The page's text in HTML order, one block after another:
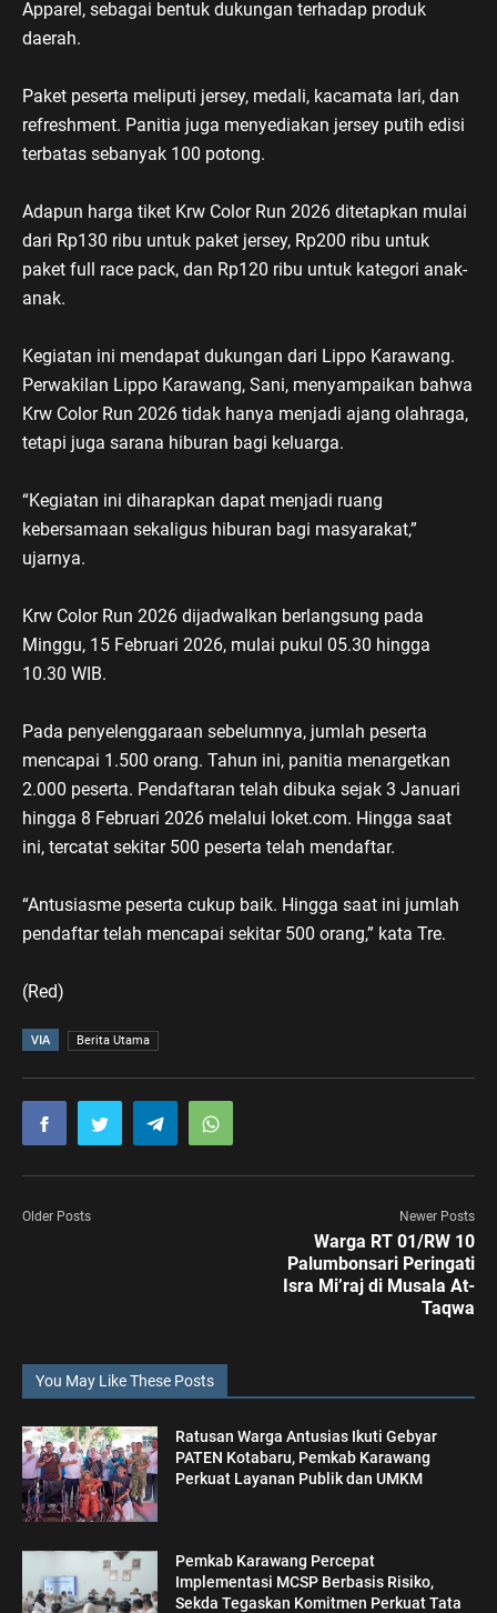
Apparel, sebagai bentuk dukungan terhadap produk
daerah.
Paket peserta meliputi jersey, medali, kacamata lari, dan
refreshment. Panitia juga menyediakan jersey putih edisi
terbatas sebanyak 100 potong.
Adapun harga tiket Krw Color Run 2026 ditetapkan mulai
dari Rp130 ribu untuk paket jersey, Rp200 ribu untuk
paket full race pack, dan Rp120 ribu untuk kategori anak-
anak.
Kegiatan ini mendapat dukungan dari Lippo Karawang.
Perwakilan Lippo Karawang, Sani, menyampaikan bahwa
Krw Color Run 2026 tidak hanya menjadi ajang olahraga,
tetapi juga sarana hiburan bagi keluarga.
“Kegiatan ini diharapkan dapat menjadi ruang
kebersamaan sekaligus hiburan bagi masyarakat,”
ujarnya.
Krw Color Run 2026 dijadwalkan berlangsung pada
Minggu, 15 Februari 2026, mulai pukul 05.30 hingga
10.30 WIB.
Pada penyelenggaraan sebelumnya, jumlah peserta
mencapai 1.500 orang. Tahun ini, panitia menargetkan
2.000 peserta. Pendaftaran telah dibuka sejak 3 Januari
hingga 8 Februari 2026 melalui loket.com. Hingga saat
ini, tercatat sekitar 500 peserta telah mendaftar.
“Antusiasme peserta cukup baik. Hingga saat ini jumlah
pendaftar telah mencapai sekitar 500 orang,” kata Tre.
(Red)
VIA Berita Utama
Older Posts Newer Posts
Warga RT 01/RW 10
Palumbonsari Peringati
Isra Mi’raj di Musala At-
Taqwa
You May Like These Posts
Ratusan Warga Antusias Ikuti Gebyar
PATEN Kotabaru, Pemkab Karawang
Perkuat Layanan Publik dan UMKM
Pemkab Karawang Percepat
Implementasi MCSP Berbasis Risiko,
Sekda Tegaskan Komitmen Perkuat Tata